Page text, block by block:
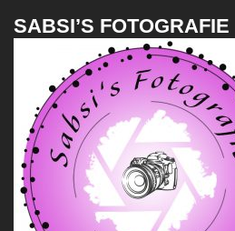
SABSI’S FOTOGRAFIE